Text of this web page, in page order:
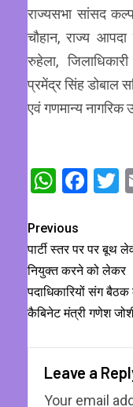
राज्यसभा सांसद
चौहान, राज्य
रुहेला,
प्रमेंद्र सिंह डोबाल
एवं गणमान्य नागरिक
Previous
पार्टी स्तर पर पर बूथ
नियुक्त करने को लेकर
पदाधिकारियों संग
कैबिनेट मंत्री गणेश
Leave a
Your email